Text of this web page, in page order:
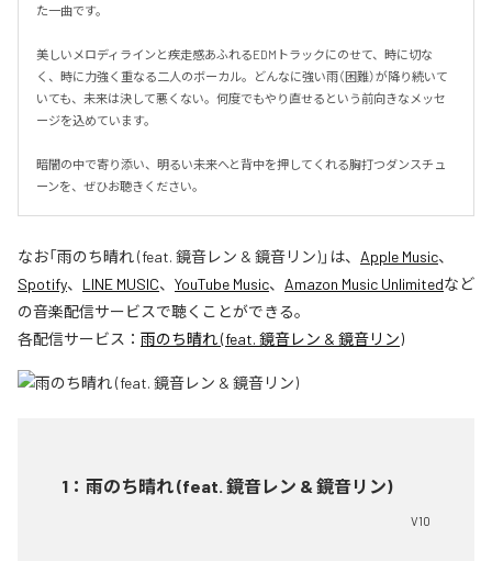
た一曲です。
美しいメロディラインと疾走感あふれるEDMトラックにのせて、時に切な
く、時に力強く重なる二人のボーカル。どんなに強い雨（困難）が降り続いて
いても、未来は決して悪くない。何度でもやり直せるという前向きなメッセ
ージを込めています。
暗闇の中で寄り添い、明るい未来へと背中を押してくれる胸打つダンスチュ
ーンを、ぜひお聴きください。
なお「雨のち晴れ (feat. 鏡音レン & 鏡音リン)」は、 Apple Music、
Spotify、 LINE MUSIC、 YouTube Music、 Amazon Music Unlimitedなど
の音楽配信サービスで聴くことができる。
各配信サービス： 雨のち晴れ (feat. 鏡音レン & 鏡音リン)
1 ： 雨のち晴れ (feat. 鏡音レン & 鏡音リン)
V10